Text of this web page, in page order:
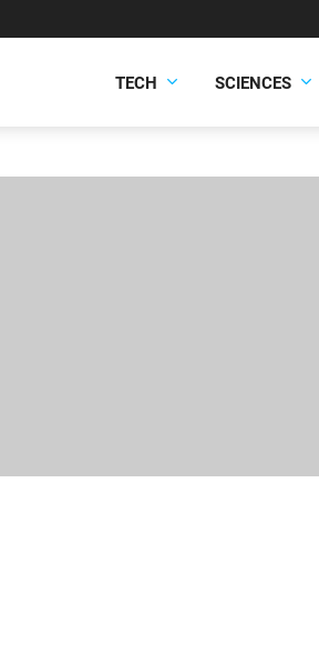
TECH SCIENCES